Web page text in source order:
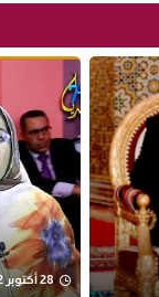
28 أكتوبر 2022 - 20:44